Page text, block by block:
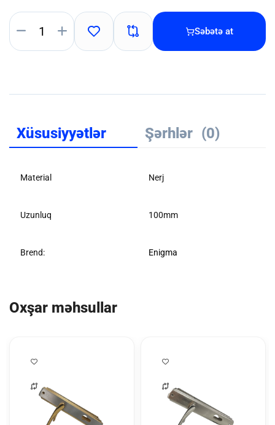
Səbətə at
Xüsusiyyətlər Şərhlər (0)
Material Nerj
Uzunluq 100mm
Brend: Enigma
Oxşar məhsullar